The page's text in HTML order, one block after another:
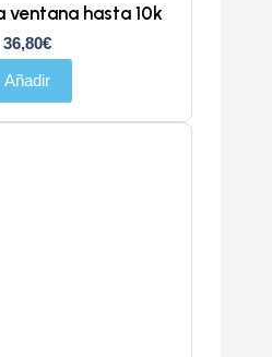
ventana hasta 10k
36,80€
Añadir